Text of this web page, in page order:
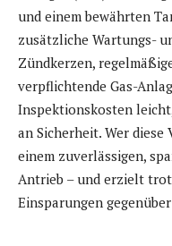
und einem bewährten
zusätzliche Wartungs-
Zündkerzen,
verpflichtende Gas-
Inspektionskosten
an Sicherheit. Wer
einem zuverlässigen,
Antrieb – und erzielt
Einsparungen